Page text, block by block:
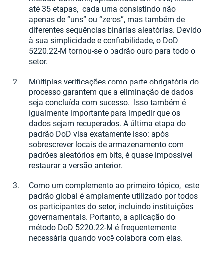
até 35 etapas, cada uma consistindo não
apenas de “uns” ou “zeros”, mas também de
diferentes sequências binárias aleatórias. Devido
à sua simplicidade e confiabilidade, o DoD
5220.22-M tornou-se o padrão ouro para todo o
setor.
Múltiplas verificações como parte obrigatória do
processo garantem que a eliminação de dados
seja concluída com sucesso. Isso também é
igualmente importante para impedir que os
dados sejam recuperados. A última etapa do
padrão DoD visa exatamente isso: após
sobrescrever locais de armazenamento com
padrões aleatórios em bits, é quase impossível
restaurar a versão anterior.
Como um complemento ao primeiro tópico, este
padrão global é amplamente utilizado por todos
os participantes do setor, incluindo instituições
governamentais. Portanto, a aplicação do
método DoD 5220.22-M é frequentemente
necessária quando você colabora com elas.